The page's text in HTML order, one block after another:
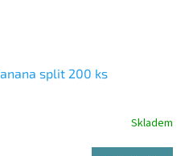
split 200 ks
Skladem